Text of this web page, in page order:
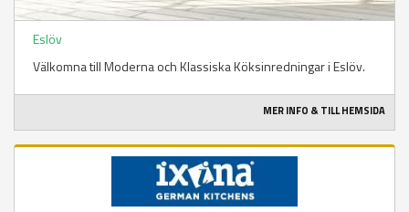
Eslöv
Välkomna till Moderna och Klassiska Köksinredningar i Eslöv.
MER INFO & TILL HEMSIDA